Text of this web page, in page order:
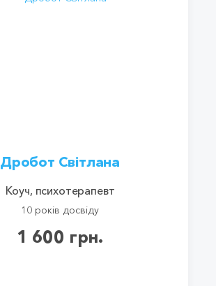
Дробот Світлана
Коуч, психотерапевт
10 років досвіду
1 600 грн.